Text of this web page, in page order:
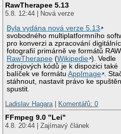
RawTherapee 5.13
5.8. 12:44 | Nová verze
Byla vydána nová verze 5.13
svobodného multiplatformního
pro konverzi a zpracování
fotografií primárně ve formátů RAW
RawTherapee (Wikipedie ). Vedle
zdrojových kódů je k dispozici také
balíček ve formátuAppImage
.
stáhnout, nastavit právo ke
spustit.
Ladislav Hagara| Komentářů: 0
FFmpeg 9.0 "Lei"
4.8. 20:44 | Zajímavý článek